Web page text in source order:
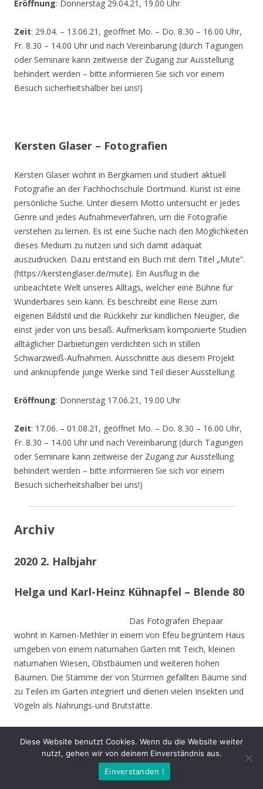
Eröffnung: Donnerstag 29.04.21, 19.00 Uhr
Zeit: 29.04. – 13.06.21, geöffnet Mo. – Do. 8.30 – 16.00 Uhr,
Fr. 8.30 – 14.00 Uhr und nach Vereinbarung (durch Tagungen
oder Seminare kann zeitweise der Zugang zur Ausstellung
behindert werden – bitte informieren Sie sich vor einem
Besuch sicherheitshalber bei uns!)
Kersten Glaser – Fotografien
Kersten Glaser wohnt in Bergkamen und studiert aktuell
Fotografie an der Fachhochschule Dortmund. Kunst ist eine
persönliche Suche. Unter diesem Motto untersucht er jedes
Genre und jedes Aufnahmeverfahren, um die Fotografie
verstehen zu lernen. Es ist eine Suche nach den Möglichkeiten
dieses Medium zu nutzen und sich damit adäquat
auszudrücken. Dazu entstand ein Buch mit dem Titel „Mute“.
(https://kerstenglaser.de/mute). Ein Ausflug in die
unbeachtete Welt unseres Alltags, welcher eine Bühne für
Wunderbares sein kann. Es beschreibt eine Reise zum
eigenen Bildstil und die Rückkehr zur kindlichen Neugier, die
einst jeder von uns besaß. Aufmerksam komponierte Studien
alltäglicher Darbietungen verdichten sich in stillen
Schwarzweiß-Aufnahmen. Ausschnitte aus diesem Projekt
und anknüpfende junge Werke sind Teil dieser Ausstellung.
Eröffnung: Donnerstag 17.06.21, 19.00 Uhr
Zeit: 17.06. – 01.08.21, geöffnet Mo. – Do. 8.30 – 16.00 Uhr,
Fr. 8.30 – 14.00 Uhr und nach Vereinbarung (durch Tagungen
oder Seminare kann zeitweise der Zugang zur Ausstellung
behindert werden – bitte informieren Sie sich vor einem
Besuch sicherheitshalber bei uns!)
Archiv
2020 2. Halbjahr
Helga und Karl-Heinz Kühnapfel – Blende 80
Das Fotografen Ehepaar
wohnt in Kamen-Methler in einem von Efeu begrüntem Haus
umgeben von einem naturnahen Garten mit Teich, kleinen
naturnahen Wiesen, Obstbäumen und weiteren hohen
Bäumen. Die Stämme der von Stürmen gefällten Bäume sind
zu Teilen im Garten integriert und dienen vielen Insekten und
Vögeln als Nahrungs-und Brutstätte.
Jahrzehnten für den Natur- und Umweltschutz nein.
Die Naturfotos sind in den letzten drei Jahren entstanden und
Diese Website benutzt Cookies. Wenn du die Website weiter
nutzt, gehen wir von deinem Einverständnis aus.
Einverstanden !